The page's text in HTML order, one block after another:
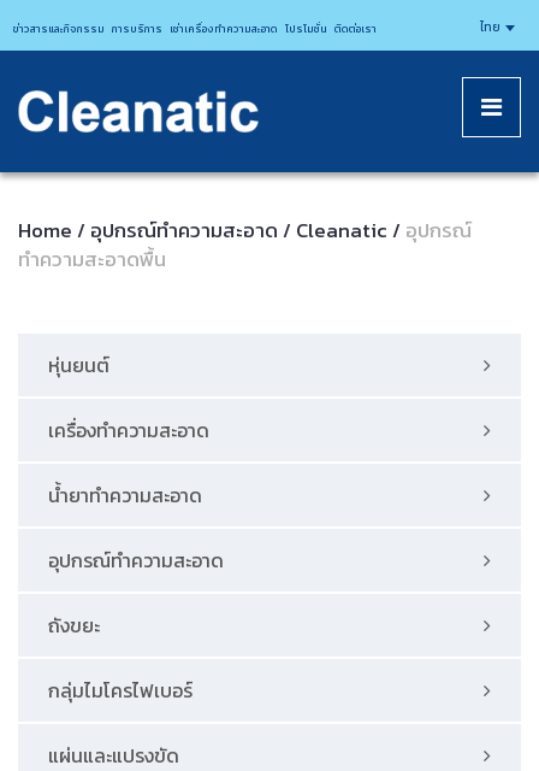
CLEANATICJ
ข่าวสารและกิจกรรม การบริการ เช่าเครื่องทำความสะอาด โปรโมชั่น ติดต่อเรา ไทย
Home / อุปกรณ์ทําความสะอาด / Cleanatic / อุปกรณ์
ทำความสะอาดพื้น
หุ่นยนต์
เครื่องทำความสะอาด
น้ำยาทำความสะอาด
อุปกรณ์ทําความสะอาด
ถังขยะ
กลุ่มไมโครไฟเบอร์
แผ่นและแปรงขัด